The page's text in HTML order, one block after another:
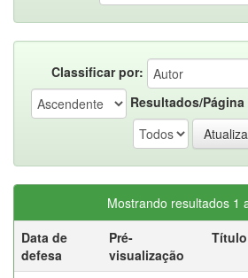
Classificar por:
Resultados/Página
Mostrando resultados 1
Data de
defesa
Pré-
visualização
Título